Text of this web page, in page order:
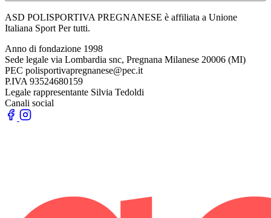
ASD POLISPORTIVA PREGNANESE è affiliata a Unione
Italiana Sport Per tutti.
Anno di fondazione 1998
Sede legale via Lombardia snc, Pregnana Milanese 20006 (MI)
PEC polisportivapregnanese@pec.it
P.IVA 93524680159
Legale rappresentante Silvia Tedoldi
Canali social